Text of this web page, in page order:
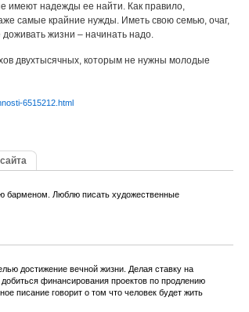
имеют надежды ее найти. Как правило,
самые крайние нужды. Иметь свою семью, очаг,
жизни – начинать надо.
двухтысячных, которым не нужны молодые
6515212.html
барменом. Люблю писать художественные
достижение вечной жизни. Делая ставку на
финансирования проектов по продлению
писание говорит о том что человек будет жить